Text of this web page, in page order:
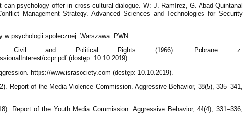
psychology offer in cross-cultural dialogue. W: J. Ramírez, G. Abad-Quintanal
Management Strategy. Advanced Sciences and Technologies for Security
psychologii społecznej. Warszawa: PWN.
on Civil and Political Rights (1966). Pobrane z:
ccpr.pdf (dostęp: 10.10.2019).
https://www.israsociety.com (dostęp: 10.10.2019).
Report of the Media Violence Commission. Aggressive Behavior, 38(5), 335–341,
Report of the Youth Media Commission. Aggressive Behavior, 44(4), 331–336,